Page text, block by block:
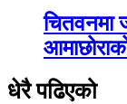
चितवनमा
धेरै पढिएको